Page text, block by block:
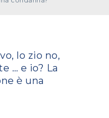
lo zio no,
… e io? La
è una